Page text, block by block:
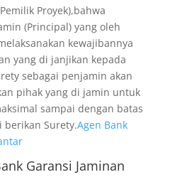
Proyek),bahwa
(Principal) yang oleh
kewajibannya
yang di janjikan kepada
sebagai penjamin akan
pihak yang di jamin untuk
sampai dengan batas
Surety.Agen Bank
Garansi Jaminan